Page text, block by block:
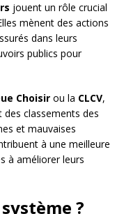
jouent un rôle crucial
mènent des actions
dans leurs
publics pour
Choisir ou la CLCV,
classements des
et mauvaises
à une meilleure
à améliorer leurs
?